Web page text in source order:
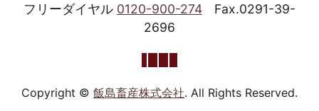
フリーダイヤル 0120-900-274
Fax.0291-39-
2696
Copyright © 飯島畜産株式会社. All Rights Reserved.